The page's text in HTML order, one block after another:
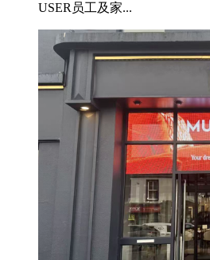
USER员工及家...